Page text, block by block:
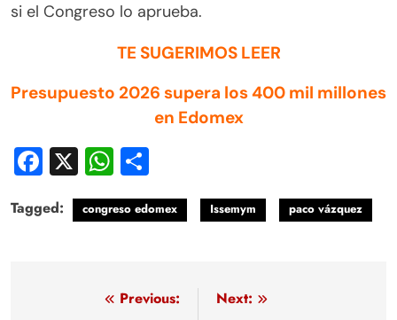
si el Congreso lo aprueba.
TE SUGERIMOS LEER
Presupuesto 2026 supera los 400 mil millones
en Edomex
Facebook
X WhatsApp
Tagged: congreso edomex Issemym paco vázquez
NavegaciónPrevious:
Next: